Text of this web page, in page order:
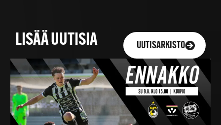
LISÄÄ UUTISIA UUTISARKISTO